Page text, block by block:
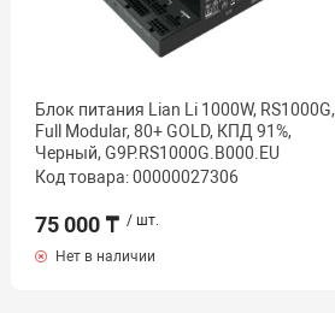
Блок питания Lian Li 1000W, RS1000G,
Full Modular, 80+ GOLD, КПД 91%,
Черный, G9P.RS1000G.B000.EU
Код товара: 00000027306
75 000 ₸ / шт.
Нет в наличии